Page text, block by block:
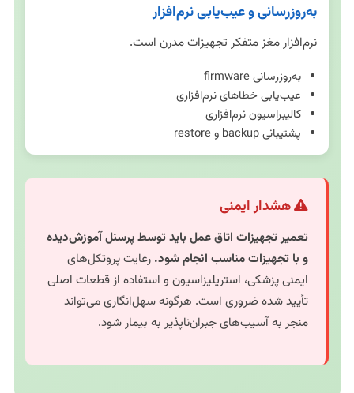
به‌روزرسانی و عیب‌یابی نرم‌افزار
نرم‌افزار مغز متفکر تجهیزات مدرن است.
به‌روزرسانی firmware
عیب‌یابی خطاهای نرم‌افزاری
کالیبراسیون نرم‌افزاری
پشتیبانی backup و restore
هشدار ایمنی
تعمیر تجهیزات اتاق عمل باید توسط پرسنل آموزش‌دیده
و با تجهیزات مناسب انجام شود. رعایت پروتکل‌های
ایمنی پزشکی، استریلیزاسیون و استفاده از قطعات اصلی
تأیید شده ضروری است. هرگونه سهل‌انگاری می‌تواند
منجر به آسیب‌های جبران‌ناپذیر به بیمار شود.